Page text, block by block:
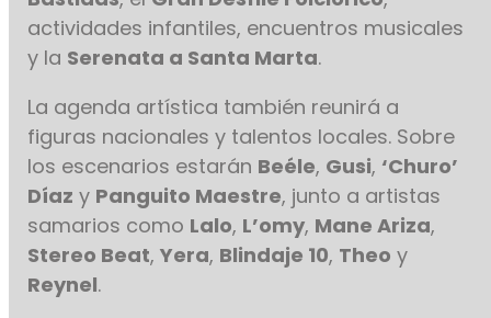
actividades infantiles, encuentros musicales
y la Serenata a Santa Marta.
La agenda artística también reunirá a
figuras nacionales y talentos locales. Sobre
los escenarios estarán Beéle, Gusi, ‘Churo’
Díaz y Panguito Maestre, junto a artistas
samarios como Lalo, L’omy, Mane Ariza,
Stereo Beat,Yera, Blindaje 10, Theo y
Reynel.